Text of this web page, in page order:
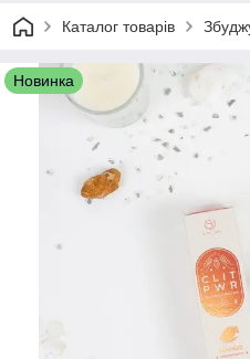
Каталог товарів
Новинка